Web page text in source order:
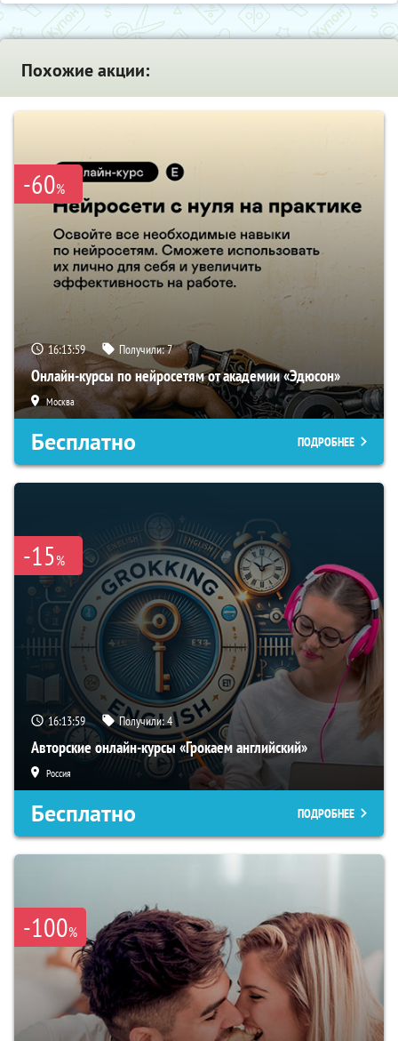
Похожие акции:
-60%
16:13:58 Получили:7
Онлайн-курсы по нейросетям от академии «Эдюсон»
Москва
Бесплатно ПОДРОБНЕЕ
-15%
16:13:58 Получили:4
Авторские онлайн-курсы «Грокаем английский»
Россия
Бесплатно ПОДРОБНЕЕ
-100%